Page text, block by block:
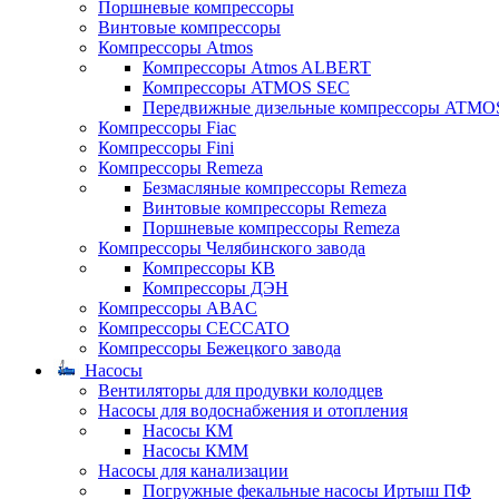
Поршневые компрессоры
Винтовые компрессоры
Компрессоры Atmos
Компрессоры Atmos ALBERT
Компрессоры ATMOS SEC
Передвижные дизельные компрессоры
Компрессоры Fiac
Компрессоры Fini
Компрессоры Remeza
Безмасляные компрессоры Remeza
Винтовые компрессоры Remeza
Поршневые компрессоры Remeza
Компрессоры Челябинского завода
Компрессоры КВ
Компрессоры ДЭН
Компрессоры ABAC
Компрессоры CECCATO
Компрессоры Бежецкого завода
Насосы
Вентиляторы для продувки колодцев
Насосы для водоснабжения и отопления
Насосы КМ
Насосы КММ
Насосы для канализации
Погружные фекальные насосы Иртыш ПФ